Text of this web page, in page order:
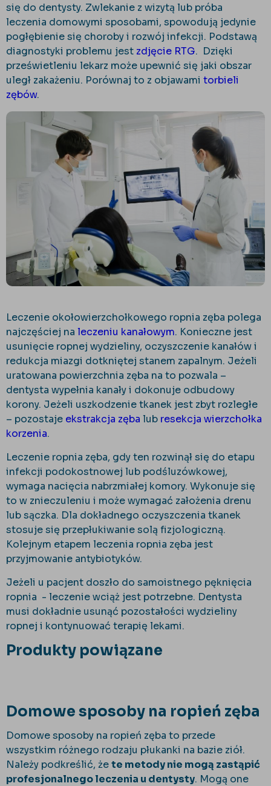
się do dentysty. Zwlekanie z wizytą lub próba
leczenia domowymi sposobami, spowodują jedynie
pogłębienie się choroby i rozwój infekcji. Podstawą
diagnostyki problemu jest zdjęcie RTG. Dzięki
prześwietleniu lekarz może upewnić się jaki obszar
uległ zakażeniu. Porównaj to z objawami torbieli
zębów.
Leczenie okołowierzchołkowego ropnia zęba polega
najczęściej na leczeniu kanałowym. Konieczne jest
usunięcie ropnej wydzieliny, oczyszczenie kanałów i
redukcja miazgi dotkniętej stanem zapalnym. Jeżeli
uratowana powierzchnia zęba na to pozwala –
dentysta wypełnia kanały i dokonuje odbudowy
korony. Jeżeli uszkodzenie tkanek jest zbyt rozległe
– pozostaje ekstrakcja zęba lub resekcja wierzchołka
korzenia.
Leczenie ropnia zęba, gdy ten rozwinął się do etapu
infekcji podokostnowej lub podśluzówkowej,
wymaga nacięcia nabrzmiałej komory. Wykonuje się
to w znieczuleniu i może wymagać założenia drenu
lub sączka. Dla dokładnego oczyszczenia tkanek
stosuje się przepłukiwanie solą fizjologiczną.
Kolejnym etapem leczenia ropnia zęba jest
przyjmowanie antybiotyków.
Jeżeli u pacjent doszło do samoistnego pęknięcia
ropnia - leczenie wciąż jest potrzebne. Dentysta
musi dokładnie usunąć pozostałości wydzieliny
ropnej i kontynuować terapię lekami.
Produkty powiązane
Domowe sposoby na ropień zęba
Domowe sposoby na ropień zęba to przede
wszystkim różnego rodzaju płukanki na bazie ziół.
Należy podkreślić, żete metody nie mogą zastąpić
profesjonalnego leczenia u dentysty. Mogą one